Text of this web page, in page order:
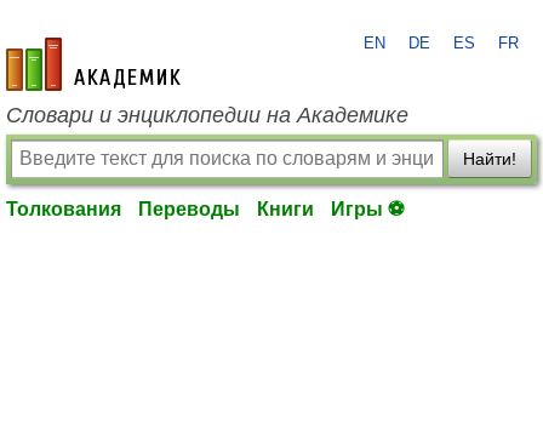
academic.ru
EN DE ES FR
Словари и энциклопедии на Академике
Найти!
Толкования Переводы Книги Игры ⚽